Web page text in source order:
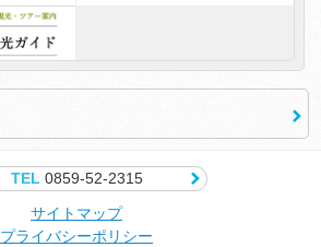
TEL0859-52-2315
サイトマップ
プライバシーポリシー